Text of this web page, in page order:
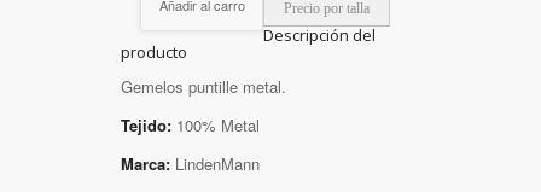
Añadir al carro
Precio por talla
Descripción del
producto
Gemelos puntille metal.
Tejido: 100% Metal
Marca: LindenMann